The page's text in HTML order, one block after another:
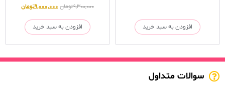
افزودن به سبد خرید
۹,۳۰۰,۰۰۰تومان ۹,۰۰۰,۰۰۰تومان
افزودن به سبد خرید
سوالات متداول